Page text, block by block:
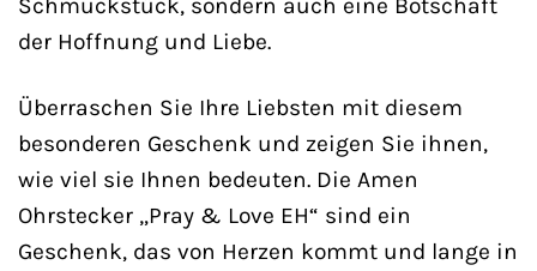
der Hoffnung und Liebe.
Überraschen Sie Ihre Liebsten mit diesem
besonderen Geschenk und zeigen Sie ihnen,
wie viel sie Ihnen bedeuten. Die Amen
Ohrstecker „Pray & Love EH“ sind ein
Geschenk, das von Herzen kommt und lange in